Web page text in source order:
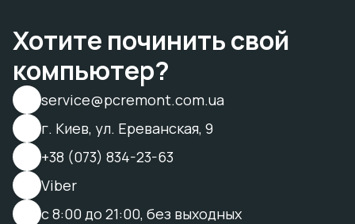
Хотите починить свой
компьютер?
service@pcremont.com.ua
г. Киев, ул. Ереванская, 9
+38 (073) 834-23-63
Viber
с 8:00 до 21:00, без выходных